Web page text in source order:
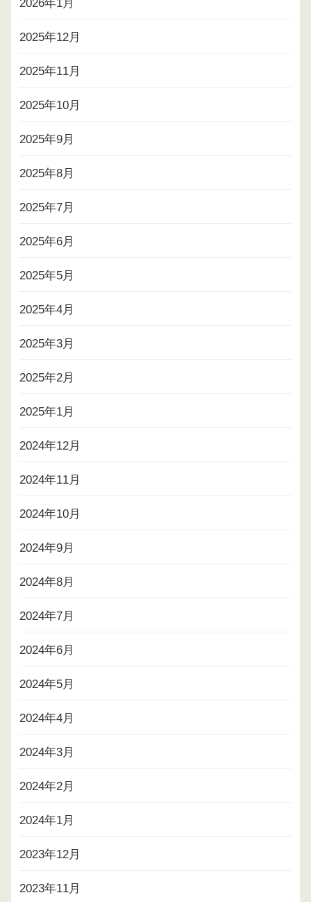
2026年1月
2025年12月
2025年11月
2025年10月
2025年9月
2025年8月
2025年7月
2025年6月
2025年5月
2025年4月
2025年3月
2025年2月
2025年1月
2024年12月
2024年11月
2024年10月
2024年9月
2024年8月
2024年7月
2024年6月
2024年5月
2024年4月
2024年3月
2024年2月
2024年1月
2023年12月
2023年11月